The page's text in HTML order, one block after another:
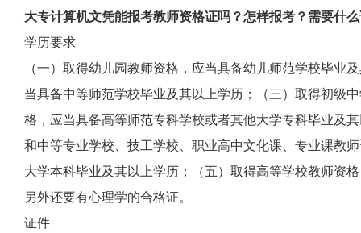
大专计算机文凭能报考教师资格证吗？怎样报考？需要什
学历要求
（一）取得幼儿园教师资格，应当具备幼儿师范学校毕业
当具备中等师范学校毕业及其以上学历；（三）取得初级
格，应当具备高等师范专科学校或者其他大学专科毕业及
和中等专业学校、技工学校、职业高中文化课、专业课教
大学本科毕业及其以上学历；（五）取得高等学校教师资
另外还要有心理学的合格证。
证件